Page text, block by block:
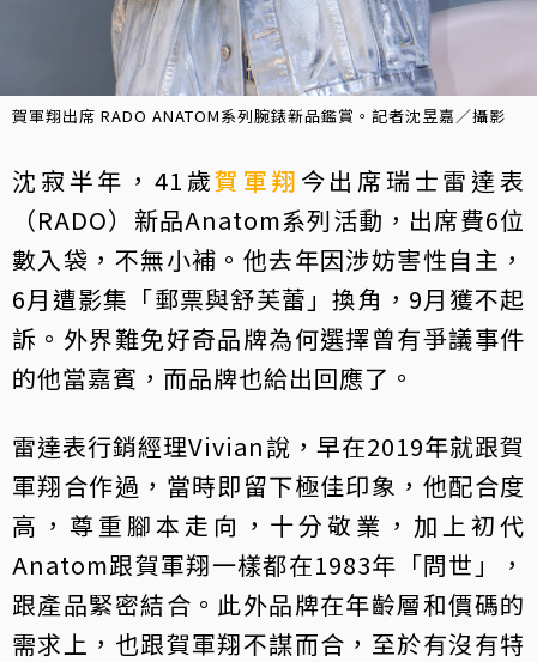
賀軍翔出席 RADO ANATOM系列腕錶新品鑑賞。記者沈昱嘉／攝影
沈寂半年，41歲賀軍翔 今出席瑞士雷達表
（RADO）新品Anatom系列活動，出席費6位
數入袋，不無小補。他去年因涉妨害性自主，
6月遭影集「郵票與舒芙蕾」換角，9月獲不起
訴。外界難免好奇品牌為何選擇曾有爭議事件
的他當嘉賓，而品牌也給出回應了。
雷達表行銷經理Vivian說，早在2019年就跟賀
軍翔合作過，當時即留下極佳印象，他配合度
高，尊重腳本走向，十分敬業，加上初代
Anatom跟賀軍翔一樣都在1983年「問世」，
跟產品緊密結合。此外品牌在年齡層和價碼的
需求上，也跟賀軍翔不謀而合，至於有沒有特